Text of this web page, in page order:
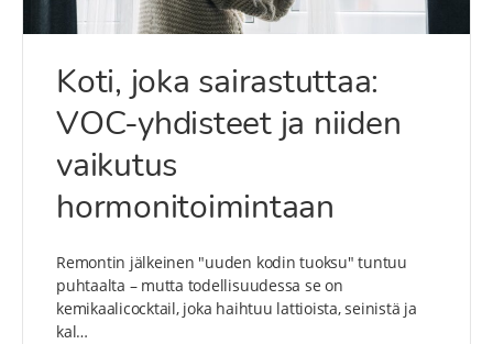
Koti, joka sairastuttaa:
VOC-yhdisteet ja niiden
vaikutus
hormonitoimintaan
Remontin jälkeinen "uuden kodin tuoksu" tuntuu
puhtaalta – mutta todellisuudessa se on
kemikaalicocktail, joka haihtuu lattioista, seinistä ja
kal…